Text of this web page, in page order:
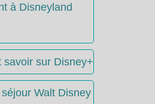
à Disneyland
savoir sur Disney+
Walt Disney